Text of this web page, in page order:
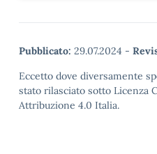
Pubblicato: 29.07.2024 -
Eccetto dove diversamente
stato rilasciato sotto Licenza
Attribuzione 4.0 Italia.